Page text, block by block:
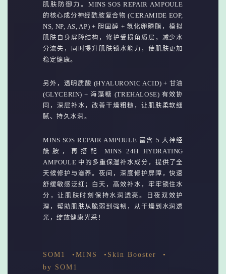
肌肤防御力。MINS SOS REPAIR AMPOULE
的核心成分神经酰胺复合物 (CERAMIDE EOP,
NS, NP, AS, AP) + 胆固醇 + 氢化卵磷脂，模拟
肌肤自身屏障结构，修护受损角质层，减少水
分流失，同时提升肌肤锁水能力，使肌肤更加
稳定健康。
另外，透明质酸 (HYALURONIC ACID) + 甘油
(GLYCERIN) + 海藻糖 (TREHALOSE) 有效协
同，深层补水，改善干燥粗糙，让肌肤柔软细
腻、持久水润。
MINS SOS REPAIR AMPOULE 富含 5 大神经
酰胺，再搭配 MINS 24H HYDRATING
AMPOULE 中的多重保湿补水成分，提供了全
天候修护与滋养。夜间，深度修护屏障，快速
舒缓敏感泛红；白天，高效补水，牢牢锁住水
分，让肌肤时刻保持水润透亮。日夜双效护
理，帮助肌肤从脆弱到强韧，从干燥到水润透
光，绽放健康光采！
SOM1 MINS
Skin Booster
by SOM1